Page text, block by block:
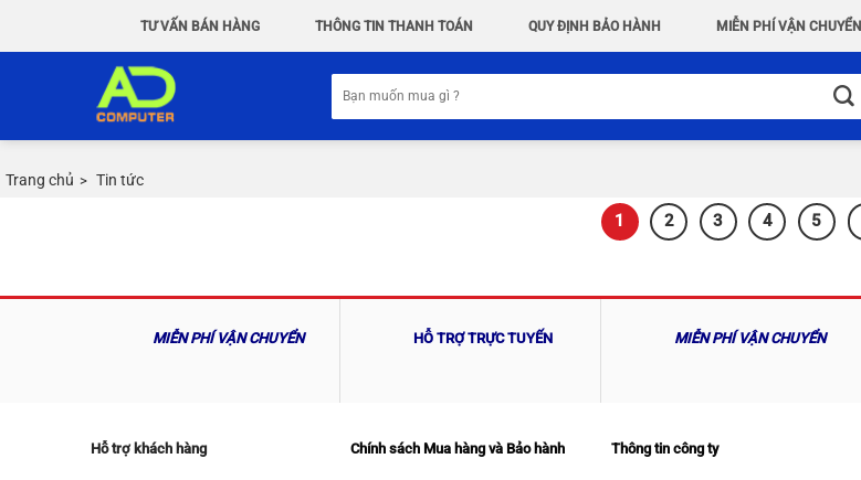
TƯ VẤN BÁN HÀNG THÔNG TIN THANH TOÁN QUY ĐỊNH BẢO HÀNH MIỄN PHÍ VẬN CHUYỂN
kiếm:
Trang chủ > Tin tức
1 2 3 4 5
MIỄN PHÍ VẬN CHUYỂN HỖ TRỢ TRỰC TUYẾN MIỄN PHÍ VẬN CHUYỂN
Hỗ trợ khách hàng Chính sách Mua hàng và Bảo hành Thông tin công ty